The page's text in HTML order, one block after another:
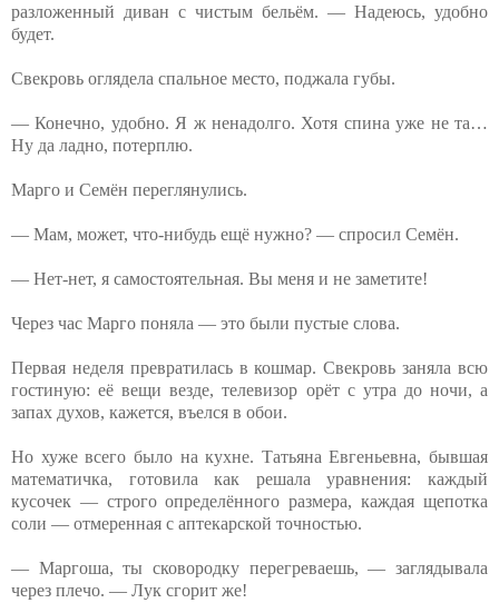
разложенный диван с чистым бельём. — Надеюсь, удобно
будет.
Свекровь оглядела спальное место, поджала губы.
— Конечно, удобно. Я ж ненадолго. Хотя спина уже не та…
Ну да ладно, потерплю.
Марго и Семён переглянулись.
— Мам, может, что-нибудь ещё нужно? — спросил Семён.
— Нет-нет, я самостоятельная. Вы меня и не заметите!
Через час Марго поняла — это были пустые слова.
Первая неделя превратилась в кошмар. Свекровь заняла всю
гостиную: её вещи везде, телевизор орёт с утра до ночи, а
запах духов, кажется, въелся в обои.
Но хуже всего было на кухне. Татьяна Евгеньевна, бывшая
математичка, готовила как решала уравнения: каждый
кусочек — строго определённого размера, каждая щепотка
соли — отмеренная с аптекарской точностью.
— Маргоша, ты сковородку перегреваешь, — заглядывала
через плечо. — Лук сгорит же!